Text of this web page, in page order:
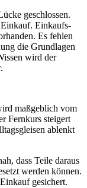
geschlossen.
Einkaufs-
Es fehlen
die Grundlagen
wird der
maßgeblich vom
Fernkurs steigert
ablenkt
dass Teile daraus
werden können.
gesichert.